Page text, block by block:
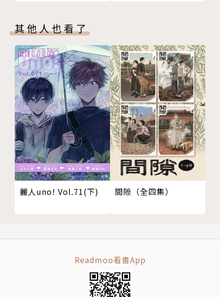
其他人也看了
麗人uno! Vol.71(下) 間隙（全四集）
Readmoo看書App